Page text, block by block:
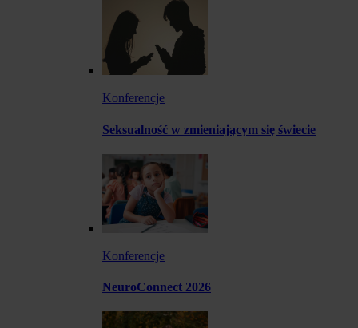
Konferencje
Seksualność w zmieniającym się świecie
Konferencje
NeuroConnect 2026